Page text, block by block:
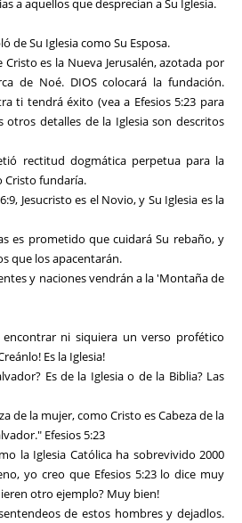
a aquellos que desprecian a Su Iglesia.
de Su Iglesia como Su Esposa.
Cristo es la Nueva Jerusalén, azotada por
de Noé. DIOS colocará la fundación.
ti tendrá éxito (vea a Efesios 5:23 para
otros detalles de la Iglesia son descritos
rectitud dogmática perpetua para la
Cristo fundaría.
Jesucristo es el Novio, y Su Iglesia es la
es prometido que cuidará Su rebaño, y
que los apacentarán.
y naciones vendrán a la 'Montaña de
ni siquiera un verso profético
Es la Iglesia!
Es de la Iglesia o de la Biblia? Las
de la mujer, como Cristo es Cabeza de la
Efesios 5:23
la Iglesia Católica ha sobrevivido 2000
yo creo que Efesios 5:23 lo dice muy
otro ejemplo? Muy bien!
de estos hombres y dejadlos.